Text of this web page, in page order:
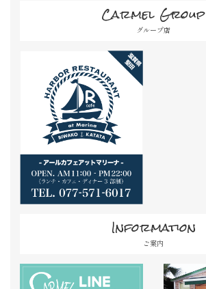
Carmel Group
グループ店
Information
ご案内